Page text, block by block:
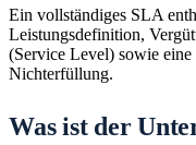
Ein vollständiges SLA
Leistungsdefinition,
(Service Level) sowie
Nichterfüllung.
Was ist der